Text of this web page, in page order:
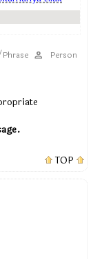
Person
TOP